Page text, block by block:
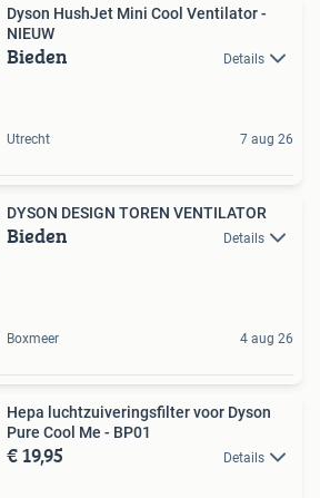
Dyson HushJet Mini Cool Ventilator -
NIEUW
Bieden Details
Utrecht 7 aug 26
DYSON DESIGN TOREN VENTILATOR
Bieden Details
Boxmeer 4 aug 26
Hepa luchtzuiveringsfilter voor Dyson
Pure Cool Me - BP01
€ 19,95 Details